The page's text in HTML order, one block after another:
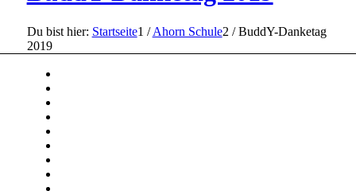
Du bist hier: Startseite1 / Ahorn Schule2 / BuddY-Danketag
2019